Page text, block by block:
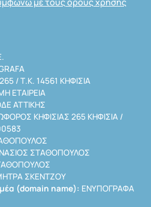
/ Τ.Κ. 14561 ΚΗΦΙΣΙΑ
ΕΤΑΙΡΕΙΑ
ΑΤΤΙΚΗΣ
ΚΗΦΙΣΙΑΣ 265 ΚΗΦΙΣΙΑ /
ΣΤΑΘΟΠΟΥΛΟΣ
ΣΚΕΝΤΖΟΥ
(domain name): ΕΝΥΠΟΓΡΑΦΑ